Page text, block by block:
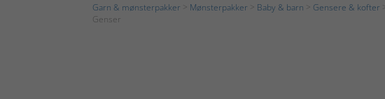
Garn & mønsterpakker Mønsterpakker Baby & barn Gensere & kofter
Genser